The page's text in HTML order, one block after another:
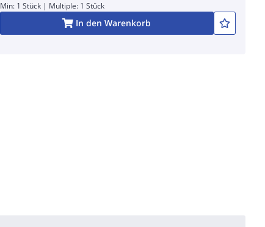
Min: 1 Stück | Multiple: 1 Stück
In den Warenkorb